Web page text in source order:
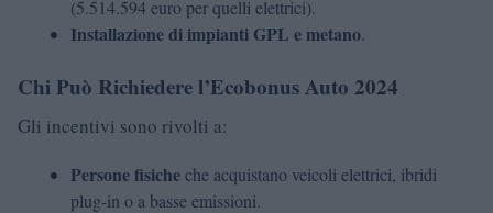
(5.514.594 euro per quelli elettrici).
Installazione di impianti GPL e metano.
Chi Può Richiedere l’Ecobonus Auto 2024
Gli incentivi sono rivolti a:
Persone fisicheche acquistano veicoli elettrici, ibridi
plug-in o a basse emissioni.